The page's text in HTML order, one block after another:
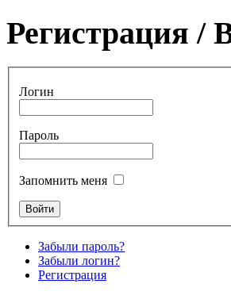
Регистрация /
Логин
Пароль
Запомнить меня
Забыли пароль?
Забыли логин?
Регистрация